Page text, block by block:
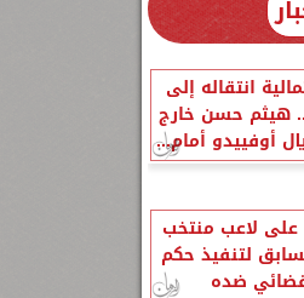
انتقاله إلى
هيثم حسن خارج
أوفييدو أمام...
لاعب منتخب
لتنفيذ حكم
ضده